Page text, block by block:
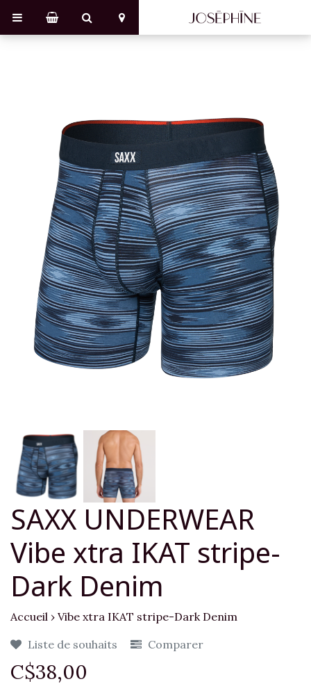
SAXX UNDERWEAR
Vibe xtra IKAT stripe-
Dark Denim
Accueil › Vibe xtra IKAT stripe-Dark Denim
Liste de souhaits
Comparer
C$38,00